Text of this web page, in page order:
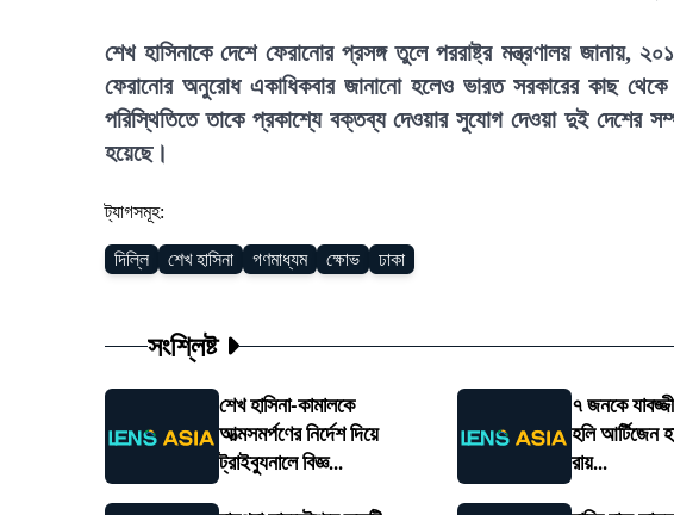
শেখ হাসিনাকে দেশে ফেরানোর প্রসঙ্গ তুলে পররাষ্ট্র মন্ত্রণালয় জানায়,
ফেরানোর অনুরোধ একাধিকবার জানানো হলেও ভারত সরকারের কাছ
পরিস্থিতিতে তাকে প্রকাশ্যে বক্তব্য দেওয়ার সুযোগ দেওয়া দুই দেশের
হয়েছে।
ট্যাগসমূহ:
দিল্লি শেখ হাসিনা গণমাধ্যম ক্ষোভ ঢাকা
সংশ্লিষ্ট
শেখ হাসিনা-কামালকে
আত্মসমর্পণের নির্দেশ দিয়ে
ট্রাইব্যুনালে বিজ্ঞ...
৭ জনকে
হলি আর্টিজেন
রায়...